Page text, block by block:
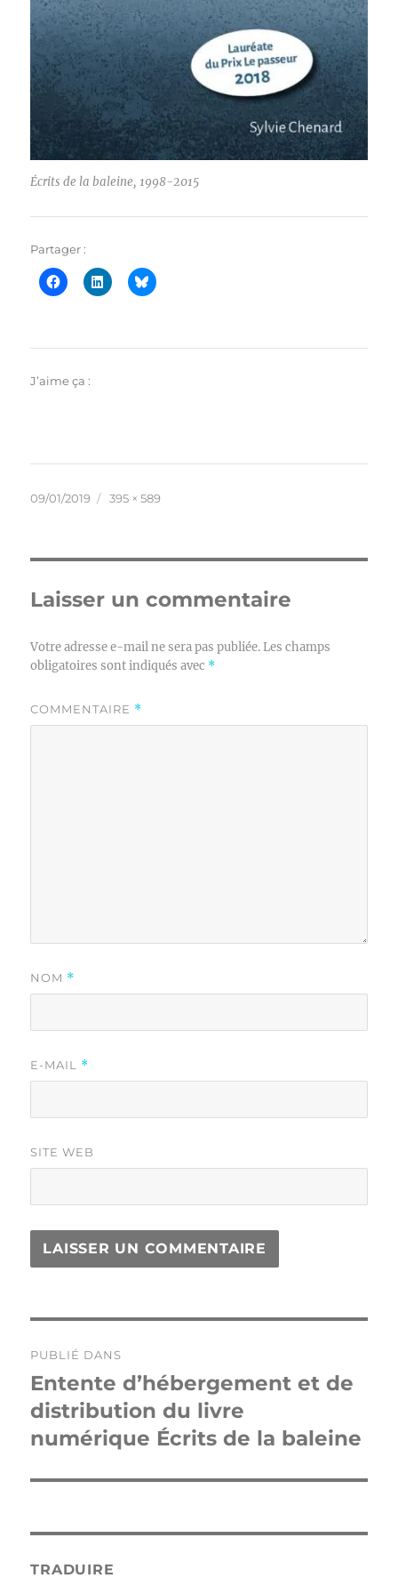
Écrits de la baleine, 1998-2015
Partager :
J’aime ça :
Publié
09/01/2019
Taille
395 × 589
Laisser un commentaire
Votre adresse e-mail ne sera pas publiée. Les champs
obligatoires sont indiqués avec *
COMMENTAIRE *
NOM *
E-MAIL *
SITE WEB
de
l’article
PUBLIÉ DANS
Entente d’hébergement et de
distribution du livre
numérique Écrits de la baleine
TRADUIRE